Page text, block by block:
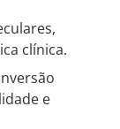
clínica.
e